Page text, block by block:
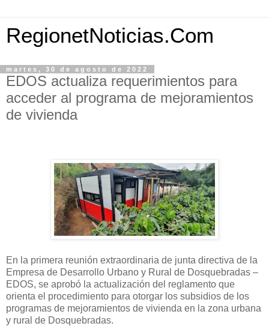
RegionetNoticias.Com
martes, 30 de agosto de 2022
EDOS actualiza requerimientos para
acceder al programa de mejoramientos
de vivienda
En la primera reunión extraordinaria de junta directiva de la
Empresa de Desarrollo Urbano y Rural de Dosquebradas –
EDOS, se aprobó la actualización del reglamento que
orienta el procedimiento para otorgar los subsidios de los
programas de mejoramientos de vivienda en la zona urbana
y rural de Dosquebradas.